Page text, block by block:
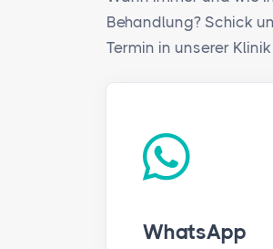
Behandlung? Schick
Termin in unserer
WhatsApp